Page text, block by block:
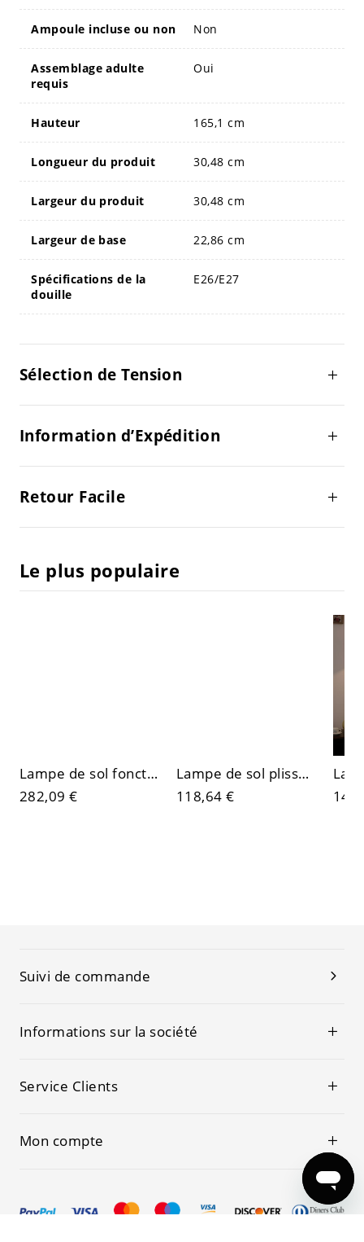
Ampoule incluse ou non Non
Assemblage adulte
requis
Oui
Hauteur 165,1 cm
Longueur du produit 30,48 cm
Largeur du produit 30,48 cm
Largeur de base 22,86 cm
Spécifications de la
douille
E26/E27
Sélection de Tension
Information d’Expédition
Retour Facile
Le plus populaire
Lampe de sol fonctionnelle scandinave avec table d'appoint, charge sans fil et rangement pour salon et chambre
282,09 €
Lampe de sol plissée minimaliste rétro LED spectre complet avec cadre en fer pour ambiance salon & chambre
118,64 €
Suivi de commande
Informations sur la société
Service Clients
Mon compte